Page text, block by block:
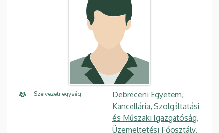
Szervezeti egység
Debreceni Egyetem,
Kancellária, Szolgáltatási
és Műszaki Igazgatóság,
Üzemeltetési Főosztály,